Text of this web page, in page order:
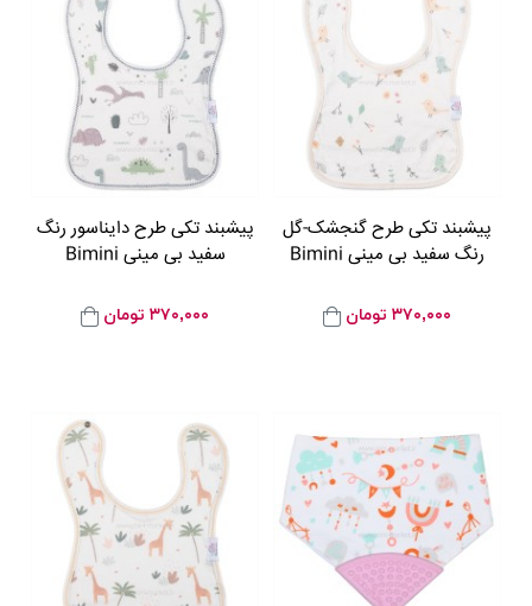
پيشبند تکی طرح گنجشک-گل
رنگ سفید بی مینی Bimini
۳۷۰,۰۰۰ تومان
پيشبند تکی طرح دایناسور رنگ
سفید بی مینی Bimini
۳۷۰,۰۰۰ تومان